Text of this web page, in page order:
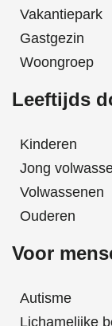
Vakantiepark
Gastgezin
Woongroep
Leeftijds
Kinderen
Jong
Volwassenen
Ouderen
Voor
Autisme
Lichamelijke